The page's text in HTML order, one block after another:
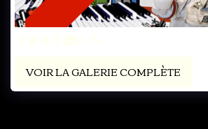
VOIR LA GALERIE COMPLÈTE